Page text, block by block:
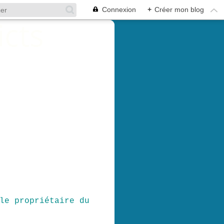
Connexion + Créer mon blog
propriétaire du